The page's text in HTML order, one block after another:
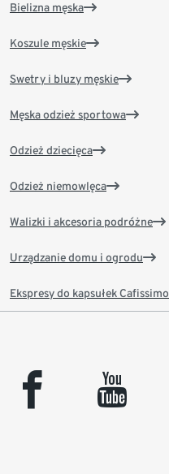
Bielizna męska
Koszule męskie
Swetry i bluzy męskie
Męska odzież sportowa
Odzież dziecięca
Odzież niemowlęca
Walizki i akcesoria podróżne
Urządzanie domu i ogrodu
Ekspresy do kapsułek Cafissimo
facebook youtube